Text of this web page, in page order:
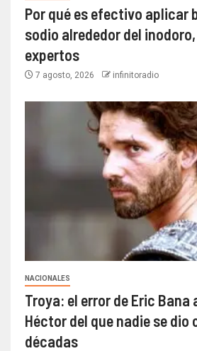
Por qué es efectivo aplicar
sodio alrededor del
expertos
7 agosto, 2026 infinitoradio
NACIONALES
Troya: el error de Eric
Héctor del que nadie se dio
décadas